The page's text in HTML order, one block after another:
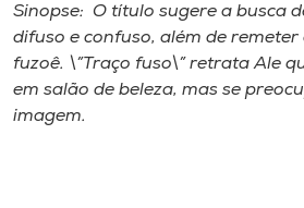
Sinopse: O título sugere a busca
difuso e confuso, além de remeter
fuzoê. \”Traço fuso\” retrata Ale
em salão de beleza, mas se
imagem.